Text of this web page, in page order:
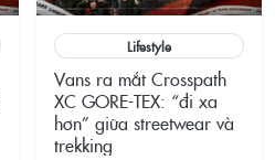
Lifestyle
Vans ra mắt Crosspath
XC GORE-TEX: “đi xa
hơn” giữa streetwear và
trekking